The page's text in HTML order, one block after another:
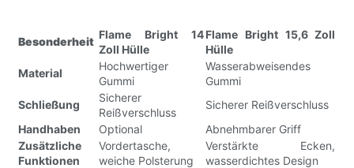
Besonderheit
Flame Bright 14
Zoll Hülle
Flame Bright 15,6 Zoll
Hülle
Material
Hochwertiger
Gummi
Wasserabweisendes
Gummi
Schließung
Sicherer
Reißverschluss
Sicherer Reißverschluss
Handhaben
Optional
Abnehmbarer Griff
Zusätzliche
Funktionen
Vordertasche,
weiche Polsterung
Verstärkte Ecken,
wasserdichtes Design